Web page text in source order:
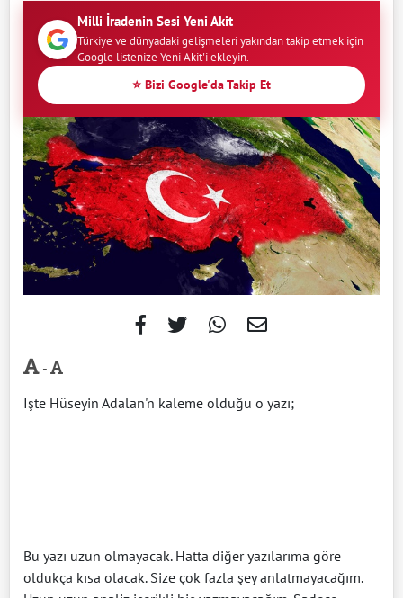
Milli İradenin Sesi Yeni Akit
Türkiye ve dünyadaki gelişmeleri yakından takip etmek için
Google listenize Yeni Akit'i ekleyin.
⭐ Bizi Google'da Takip Et
-
İşte Hüseyin Adalan'n kaleme olduğu o yazı;
Bu yazı uzun olmayacak. Hatta diğer yazılarıma göre
oldukça kısa olacak. Size çok fazla şey anlatmayacağım.